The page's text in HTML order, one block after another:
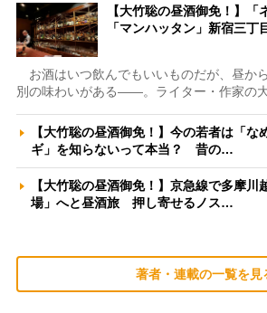
【大竹聡の昼酒御免！】「
「マンハッタン」新宿三
お酒はいつ飲んでもいいものだが、昼か
別の味わいがある――。ライター・作家の
【大竹聡の昼酒御免！】今の若者は「な
ギ」を知らないって本当？ 昔の…
【大竹聡の昼酒御免！】京急線で多摩川
場」へと昼酒旅 押し寄せるノス…
著者・連載の一覧を見